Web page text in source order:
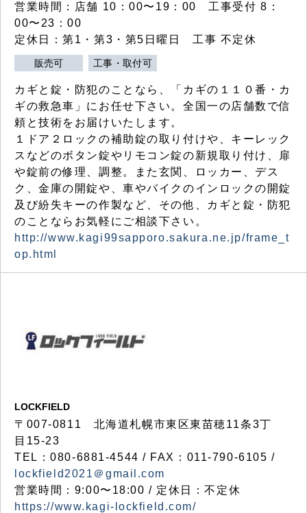
営業時間：店舗 10：00〜19：00 工事受付 8：
00〜23：00
定休日：第1・第3・第5日曜日 工事 不定休
販売可 工事・取付可
カギと錠・防犯のことなら、「カギの１１０番・カ
ギの救急車」にお任せ下さい。全国一の店舗数で信
頼と技術をお届けいたします。
１ドア２ロックの補助錠の取り付けや、キーレック
スなどのボタン錠やリモコン錠の新規取り付け、扉
や錠前の修理、調整。また玄関、ロッカー、デス
ク、金庫の開錠や、車やバイクのインロックの開錠
及び紛失キーの作製など、その他、カギと錠・防犯
のことならお気軽にご相談下さい。
http://www.kagi99sapporo.sakura.ne.jp/frame_t
op.html
LOCKFIELD
〒007-0811 北海道札幌市東区東苗穂11条3丁
目15-23
TEL：080-6881-4544 / FAX：011-790-6105 /
lockfield2021＠gmail.com
営業時間：9:00〜18:00 / 定休日：不定休
https://www.kagi-lockfield.com/